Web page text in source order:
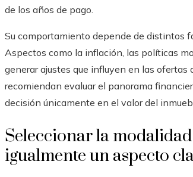
de los años de pago.
Su comportamiento depende de distintos
Aspectos como la inflación, las políticas
generar ajustes que influyen en las
recomiendan evaluar el panorama
decisión únicamente en el valor del
Seleccionar la
igualmente un aspecto